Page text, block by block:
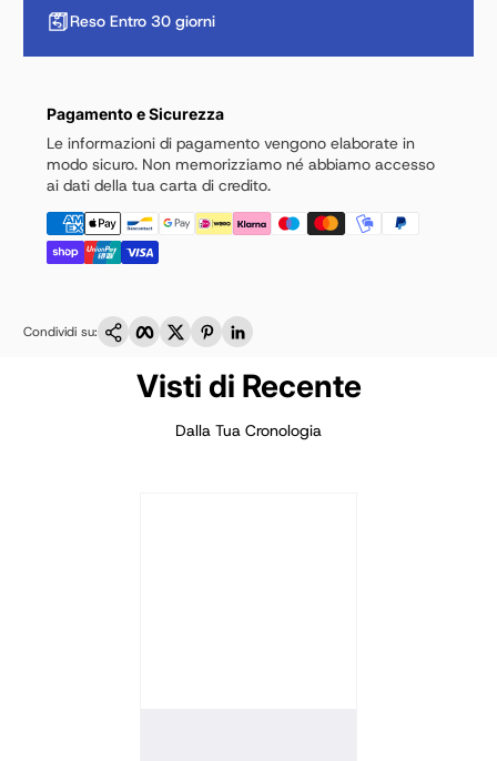
Reso Entro 30 giorni
Pagamento e Sicurezza
Le informazioni di pagamento vengono elaborate in
modo sicuro. Non memorizziamo né abbiamo accesso
ai dati della tua carta di credito.
Condividi su:
Copia linkFacebook
TwitterPinterestLinkedIn
Visti di Recente
Dalla Tua Cronologia